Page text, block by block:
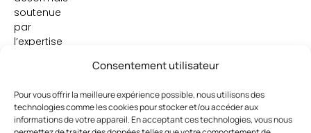
Consentement utilisateur
Pour vous offrir la meilleure expérience possible, nous utilisons des
technologies comme les cookies pour stocker et/ou accéder aux
informations de votre appareil. En acceptant ces technologies, vous nous
soutenue
par
l’expertise
dans
la
création